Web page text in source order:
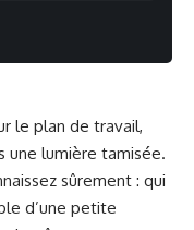
le plan de travail,
une lumière tamisée.
sûrement : qui
d’une petite